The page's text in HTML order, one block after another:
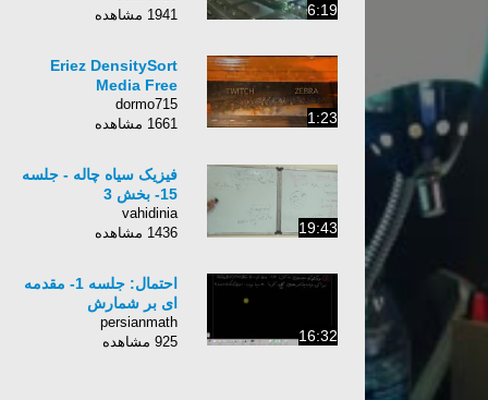
6:19
1941 مشاهده
1:23
Eriez DensitySort
Media Free
dormo715
1661 مشاهده
19:43
فیزیک سیاه چاله - جلسه
15- بخش 3
vahidinia
1436 مشاهده
16:32
احتمال: جلسه 1- مقدمه
ای بر شمارش
persianmath
925 مشاهده